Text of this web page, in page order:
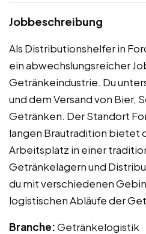
Jobbeschreibung
Als Distributionshelfer in
ein abwechslungsreicher
Getränkeindustrie. Du
und dem Versand von Bier,
Getränken. Der Standort
langen Brautradition bietet
Arbeitsplatz in einer
Getränkelagern und
du mit verschiedenen
logistischen Abläufe der
Branche:Getränkelogistik